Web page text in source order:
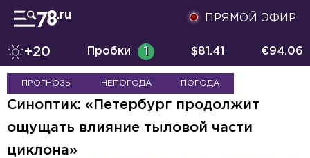
ПРЯМОЙ ЭФИР
+20 Пробки 1 $81.41 €94.06
ПРОГНОЗЫ НЕПОГОДА ПОГОДА
Синоптик: «Петербург продолжит
ощущать влияние тыловой части
циклона»